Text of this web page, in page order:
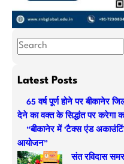
S
aLatest Posts
65 वर्ष पूर्ण होने पर बीकानेर
देने का वक्त के सिद्धांत पर करेगा
“बीकानेर में ‘टैक्स एंड
आयोजन”
संत रविदास